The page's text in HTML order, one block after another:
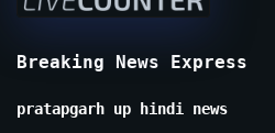
Breaking News Express
pratapgarh up hindi news